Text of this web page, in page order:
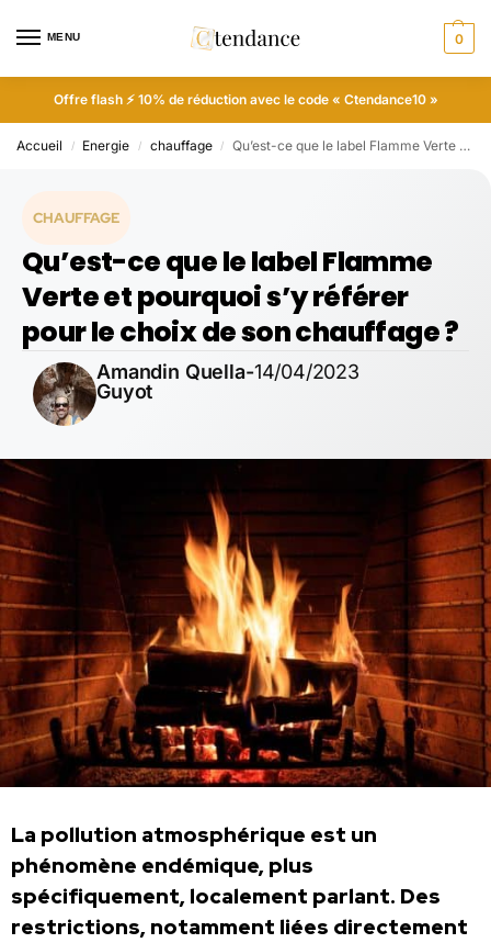
MENU 0
Offre flash ⚡ 10% de réduction avec le code « Ctendance10 »
Accueil / Energie / chauffage / Qu’est-ce que le label Flamme Verte et pourquoi s’y référer pour le choix de son chauffage ?
CHAUFFAGE
Qu’est-ce que le label Flamme
Verte et pourquoi s’y référer
pour le choix de son chauffage ?
Amandin Quella-
Guyot
14/04/2023
La pollution atmosphérique est un
phénomène endémique, plus
spécifiquement, localement parlant. Des
restrictions, notamment liées directement